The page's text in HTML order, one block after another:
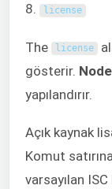
8. license
The license
gösterir.
yapılandırır.
Açık kaynak
Komut
varsayılan